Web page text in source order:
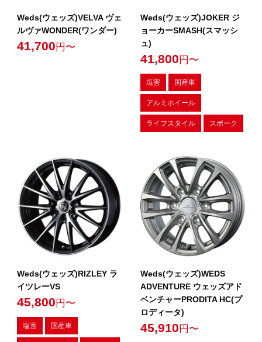
Weds(ウェッズ)VELVA ヴェ
ルヴァWONDER(ワンダー)
41,700 円〜
Weds(ウェッズ)JOKER ジ
ョーカーSMASH(スマッシ
ュ)
41,800 円〜
塩害 国産車
アルミホイール
ライフスタイル スポーク
Weds(ウェッズ)RIZLEY ラ
イツレーVS
45,800 円〜
塩害 国産車
Weds(ウェッズ)WEDS
ADVENTURE ウェッズアド
ベンチャーPRODITA HC(プ
ロディータ)
45,910 円〜